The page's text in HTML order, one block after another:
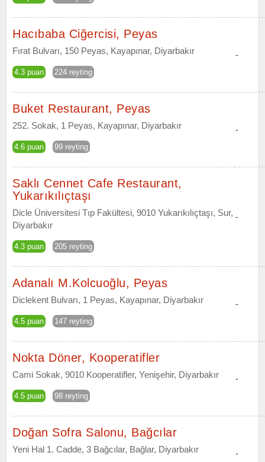
Hacıbaba Ciğercisi, Peyas
Fırat Bulvarı, 150 Peyas, Kayapınar, Diyarbakır
4.3 puan 224 reyting
-
Buket Restaurant, Peyas
252. Sokak, 1 Peyas, Kayapınar, Diyarbakır
4.6 puan 99 reyting
-
Saklı Cennet Cafe Restaurant,
Yukarıkılıçtaşı
Dicle Üniversitesi Tıp Fakültesi, 9010 Yukarıkılıçtaşı, Sur,
Diyarbakır
4.3 puan 205 reyting
-
Adanalı M.Kolcuoğlu, Peyas
Diclekent Bulvarı, 1 Peyas, Kayapınar, Diyarbakır
4.5 puan 147 reyting
-
Nokta Döner, Kooperatifler
Cami Sokak, 9010 Kooperatifler, Yenişehir, Diyarbakır
4.5 puan 98 reyting
-
Doğan Sofra Salonu, Bağcılar
Yeni Hal 1. Cadde, 3 Bağcılar, Bağlar, Diyarbakır -